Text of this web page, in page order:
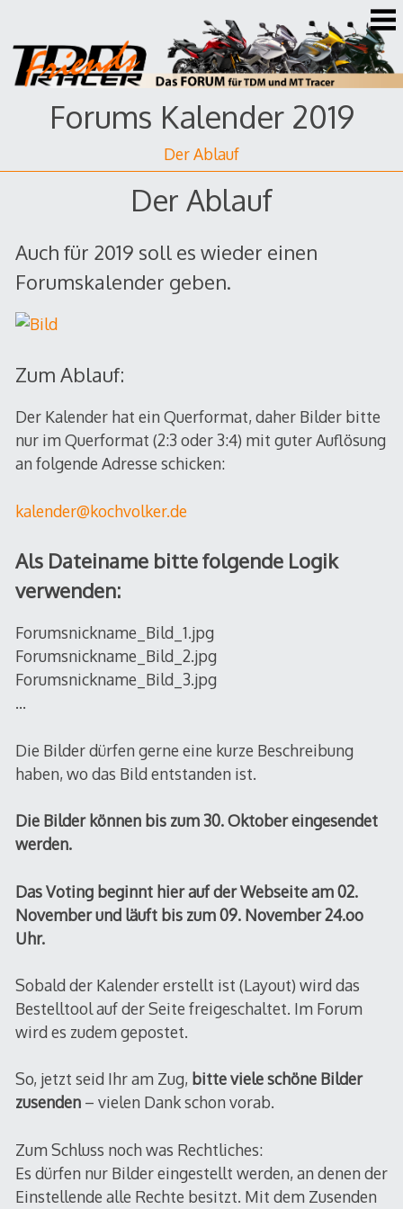
springen
Forums Kalender 2019
Der Ablauf
Der Ablauf
Auch für 2019 soll es wieder einen
Forumskalender geben.
Zum Ablauf:
Der Kalender hat ein Querformat, daher Bilder bitte
nur im Querformat (2:3 oder 3:4) mit guter Auflösung
an folgende Adresse schicken:
kalender@kochvolker.de
Als Dateiname bitte folgende Logik
verwenden:
Forumsnickname_Bild_1.jpg
Forumsnickname_Bild_2.jpg
Forumsnickname_Bild_3.jpg
…
Die Bilder dürfen gerne eine kurze Beschreibung
haben, wo das Bild entstanden ist.
Die Bilder können bis zum 30. Oktober eingesendet
werden.
Das Voting beginnt hier auf der Webseite am 02.
November und läuft bis zum 09. November 24.oo
Uhr.
Sobald der Kalender erstellt ist (Layout) wird das
Bestelltool auf der Seite freigeschaltet. Im Forum
wird es zudem gepostet.
So, jetzt seid Ihr am Zug, bitte viele schöne Bilder
zusenden– vielen Dank schon vorab.
Zum Schluss noch was Rechtliches:
Es dürfen nur Bilder eingestellt werden, an denen der
Einstellende alle Rechte besitzt. Mit dem Zusenden